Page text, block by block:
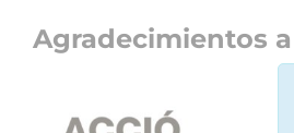
Agradecimientos a